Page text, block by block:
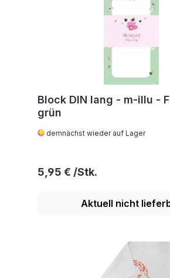
Block DIN lang - m-illu -
grün
demnächst wieder auf Lager
Regulärer Preis:
5,95 €
Aktuell nicht